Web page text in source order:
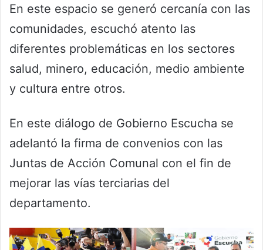
En este espacio se generó cercanía con las
comunidades, escuchó atento las
diferentes problemáticas en los sectores
salud, minero, educación, medio ambiente
y cultura entre otros.
En este diálogo de Gobierno Escucha se
adelantó la firma de convenios con las
Juntas de Acción Comunal con el fin de
mejorar las vías terciarias del
departamento.